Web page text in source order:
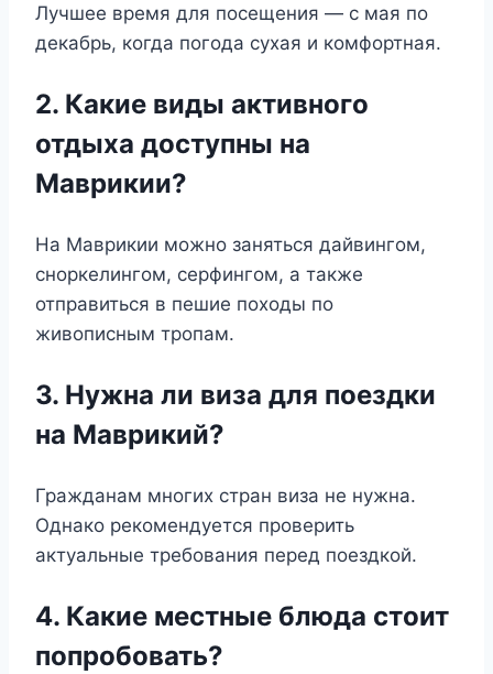
Лучшее время для посещения — с мая по
декабрь, когда погода сухая и комфортная.
2. Какие виды активного
отдыха доступны на
Маврикии?
На Маврикии можно заняться дайвингом,
сноркелингом, серфингом, а также
отправиться в пешие походы по
живописным тропам.
3. Нужна ли виза для поездки
на Маврикий?
Гражданам многих стран виза не нужна.
Однако рекомендуется проверить
актуальные требования перед поездкой.
4. Какие местные блюда стоит
попробовать?